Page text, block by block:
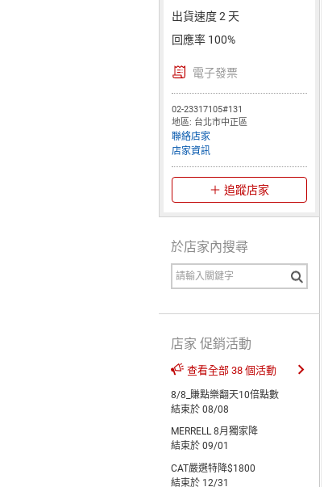
出貨速度 2 天
回應率 100%
電子發票
02-23317105#131
地區: 台北市中正區
聯絡店家
店家資訊
追蹤店家
於店家內搜尋
店家 促銷活動
查看全部 38 個活動
8/8_賺點樂翻天10倍點數
結束於 08/08
MERRELL 8月獨家降
結束於 09/01
CAT嚴選特降$1800
結束於 12/31